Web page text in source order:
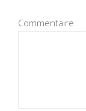
Commentaire